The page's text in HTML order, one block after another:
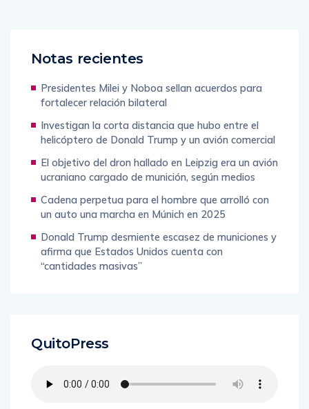
Notas recientes
Presidentes Milei y Noboa sellan acuerdos para
fortalecer relación bilateral
Investigan la corta distancia que hubo entre el
helicóptero de Donald Trump y un avión comercial
El objetivo del dron hallado en Leipzig era un avión
ucraniano cargado de munición, según medios
Cadena perpetua para el hombre que arrolló con
un auto una marcha en Múnich en 2025
Donald Trump desmiente escasez de municiones y
afirma que Estados Unidos cuenta con
“cantidades masivas”
QuitoPress